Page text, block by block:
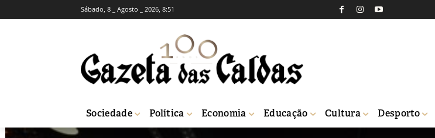
Sábado, 8 _ Agosto _ 2026, 8:51
Sociedade Política Economia Educação Cultura Desporto